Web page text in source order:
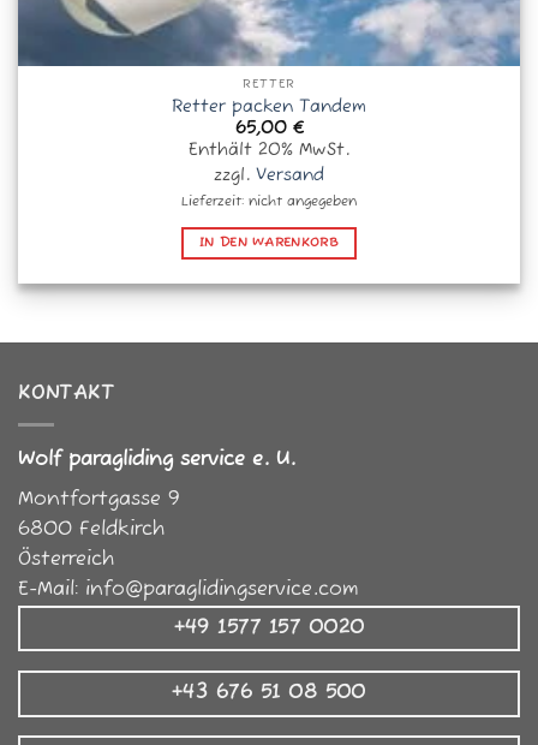
RETTER
Retter packen Tandem
65,00 €
Enthält 20% MwSt.
zzgl. Versand
Lieferzeit: nicht angegeben
IN DEN WARENKORB
KONTAKT
Wolf paragliding service e. U.
Montfortgasse 9
6800 Feldkirch
Österreich
E-Mail: info@paraglidingservice.com
+49 1577 157 0020
+43 676 51 08 500